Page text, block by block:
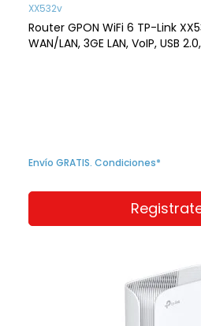
XX532v
Router GPON WiFi 6 TP-Link
WAN/LAN, 3GE LAN, VoIP, USB
Envío GRATIS. Condiciones*